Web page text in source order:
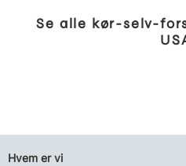
Se alle kør-selv-
Hvem er vi